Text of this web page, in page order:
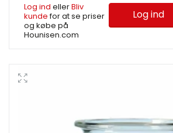
Log ind ellerBliv
kundefor at se priser
og købe på
Hounisen.com
Log ind